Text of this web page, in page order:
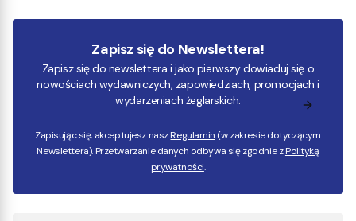
Zapisz się do Newslettera!
Zapisz się do newslettera i jako pierwszy dowiaduj się o
nowościach wydawniczych, zapowiedziach, promocjach i
wydarzeniach żeglarskich.
Zapisując się, akceptujesz naszRegulamin (w zakresie dotyczącym
Newslettera). Przetwarzanie danych odbywa się zgodnie zPolityką
prywatności.